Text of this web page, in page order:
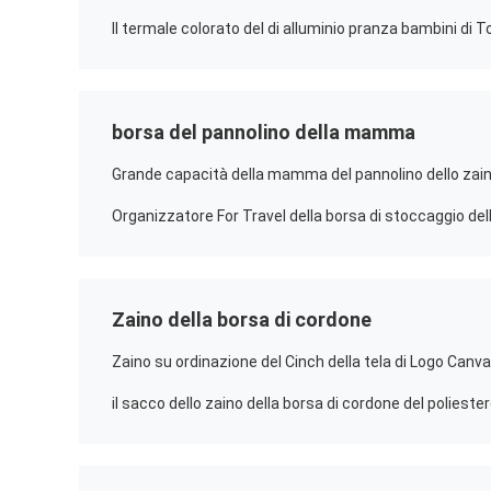
borsa del pannolino della mamma
Zaino della borsa di cordone